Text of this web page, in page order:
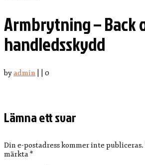
Armbrytning – Back
handledsskydd
byadmin 0
Lämna ett svar
Din e-postadress kommer inte publiceras.
märkta*